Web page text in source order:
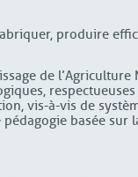
produire
de
vis-à-vis de
basée sur